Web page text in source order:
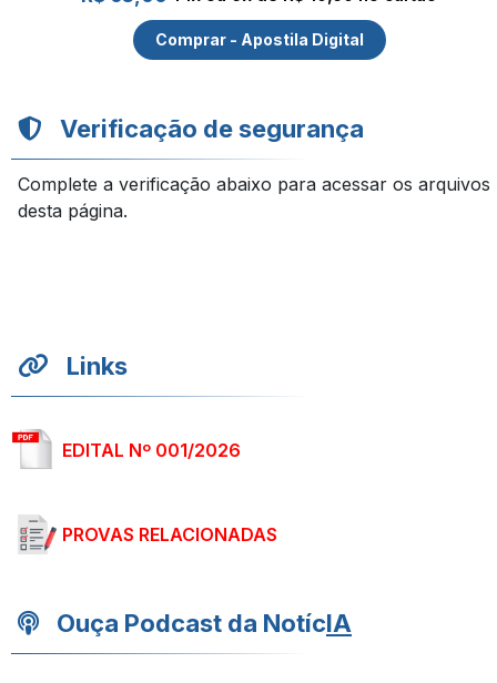
Comprar - Apostila Digital
Verificação de segurança
Complete a verificação abaixo para acessar os arquivos
desta página.
Links
EDITAL Nº 001/2026
PROVAS RELACIONADAS
Ouça Podcast da NotícIA